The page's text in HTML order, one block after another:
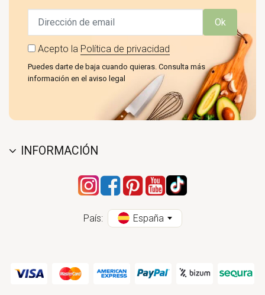
Ok
Acepto la Política de privacidad
Puedes darte de baja cuando quieras. Consulta más
información en el aviso legal
INFORMACIÓN
País: España